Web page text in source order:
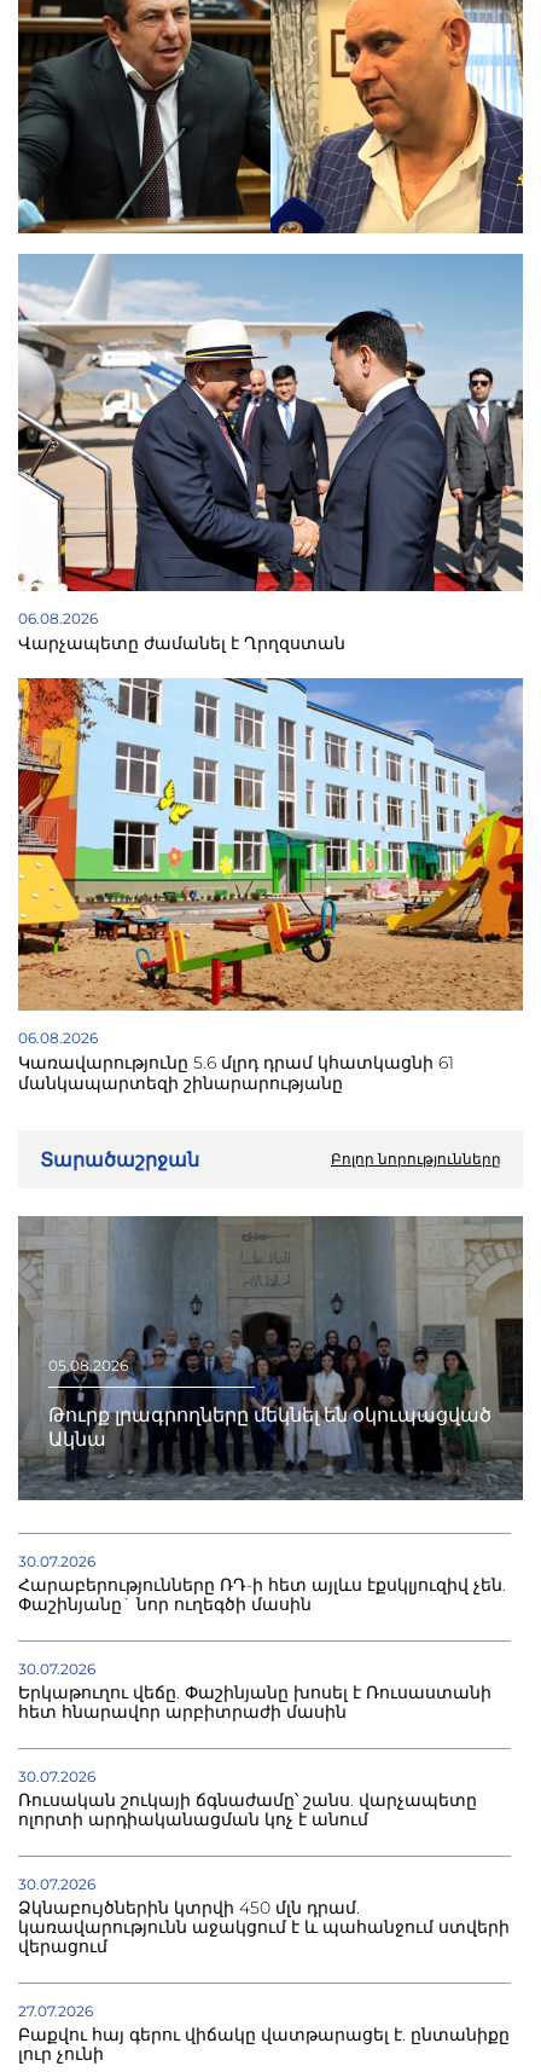
06.08.2026
Վարչապետը ժամանել է Ղրղզստան
06.08.2026
Կառավարությունը 5.6 մլրդ դրամ կհատկացնի 61
մանկապարտեզի շինարարությանը
Տարածաշրջան Բոլոր նորությունները
05.08.2026
Թուրք լրագրողները մեկնել են օկուպացված
Ակնա
30.07.2026
Հարաբերությունները ՌԴ-ի հետ այլևս էքսկլյուզիվ չեն.
Փաշինյանը` նոր ուղեգծի մասին
30.07.2026
Երկաթուղու վեճը. Փաշինյանը խոսել է Ռուսաստանի
հետ հնարավոր արբիտրաժի մասին
30.07.2026
Ռուսական շուկայի ճգնաժամը՝ շանս. վարչապետը
ոլորտի արդիականացման կոչ է անում
30.07.2026
Ձկնաբույծներին կտրվի 450 մլն դրամ.
կառավարությունն աջակցում է և պահանջում ստվերի
վերացում
27.07.2026
Բաքվու հայ գերու վիճակը վատթարացել է. ընտանիքը
լուր չունի